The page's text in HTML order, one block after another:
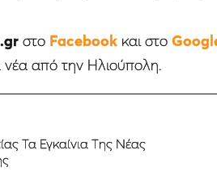
στο Facebookκαι στο
νέα από την Ηλιούπολη.
Τα Εγκαίνια Της Νέας